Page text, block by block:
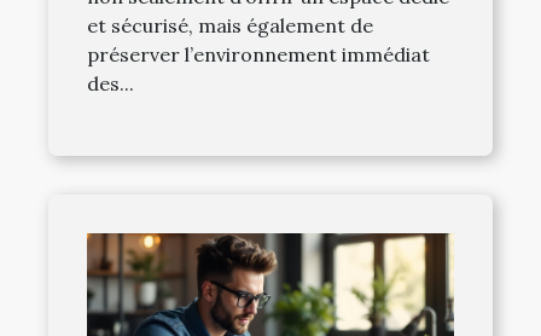
et sécurisé, mais également de
préserver l’environnement immédiat
des...